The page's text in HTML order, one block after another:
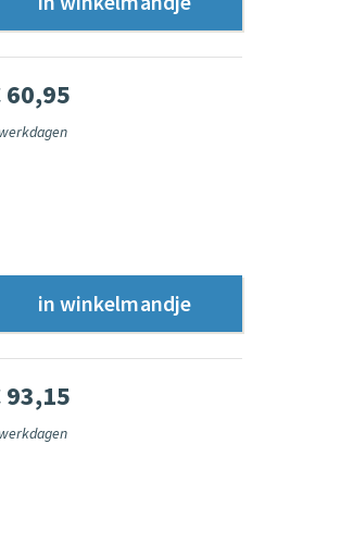
60,95
93,15